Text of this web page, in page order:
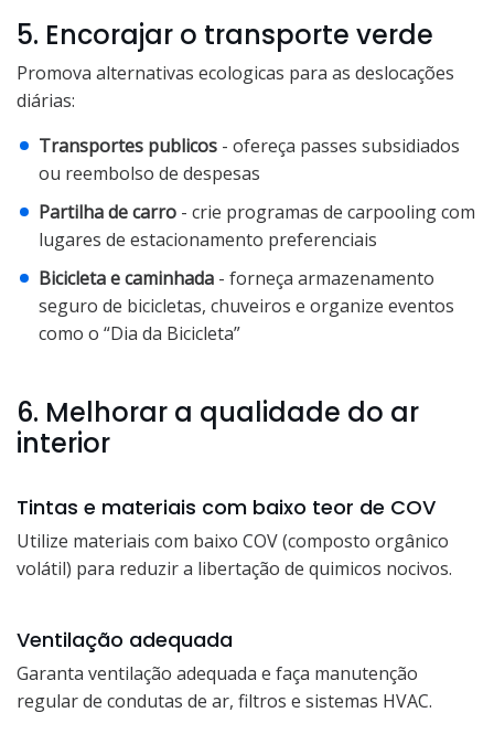
5. Encorajar o transporte verde
Promova alternativas ecologicas para as deslocações
diárias:
Transportes publicos - ofereça passes subsidiados
ou reembolso de despesas
Partilha de carro - crie programas de carpooling com
lugares de estacionamento preferenciais
Bicicleta e caminhada - forneça armazenamento
seguro de bicicletas, chuveiros e organize eventos
como o “Dia da Bicicleta”
6. Melhorar a qualidade do ar
interior
Tintas e materiais com baixo teor de COV
Utilize materiais com baixo COV (composto orgânico
volátil) para reduzir a libertação de quimicos nocivos.
Ventilação adequada
Garanta ventilação adequada e faça manutenção
regular de condutas de ar, filtros e sistemas HVAC.